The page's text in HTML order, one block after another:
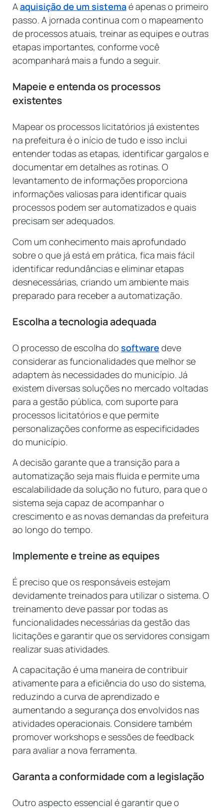
Aaquisição de um sistemaé apenas o primeiro
passo. A jornada continua com o mapeamento
de processos atuais, treinar as equipes e outras
etapas importantes, conforme você
acompanhará mais a fundo a seguir.
Mapeie e entenda os processos
existentes
Mapear os processos licitatórios já existentes
na prefeitura é o início de tudo e isso inclui
entender todas as etapas, identificar gargalos e
documentar em detalhes as rotinas. O
levantamento de informações proporciona
informações valiosas para identificar quais
processos podem ser automatizados e quais
precisam ser adequados.
Com um conhecimento mais aprofundado
sobre o que já está em prática, fica mais fácil
identificar redundâncias e eliminar etapas
desnecessárias, criando um ambiente mais
preparado para receber a automatização.
Escolha a tecnologia adequada
O processo de escolha do software deve
considerar as funcionalidades que melhor se
adaptem às necessidades do município. Já
existem diversas soluções no mercado voltadas
para a gestão pública, com suporte para
processos licitatórios e que permite
personalizações conforme as especificidades
do município.
A decisão garante que a transição para a
automatização seja mais fluida e permite uma
escalabilidade da solução no futuro, para que o
sistema seja capaz de acompanhar o
crescimento e as novas demandas da prefeitura
ao longo do tempo.
Implemente e treine as equipes
É preciso que os responsáveis estejam
devidamente treinados para utilizar o sistema. O
treinamento deve passar por todas as
funcionalidades necessárias da gestão das
licitações e garantir que os servidores consigam
realizar suas atividades.
A capacitação é uma maneira de contribuir
ativamente para a eficiência do uso do sistema,
reduzindo a curva de aprendizado e
aumentando a segurança dos envolvidos nas
atividades operacionais. Considere também
promover workshops e sessões de feedback
para avaliar a nova ferramenta.
Garanta a conformidade com a legislação
Outro aspecto essencial é garantir que o